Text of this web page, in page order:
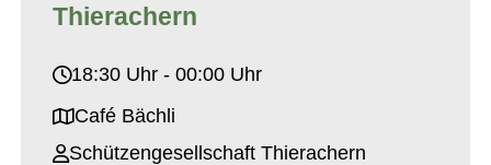
Thierachern
18:30 Uhr - 00:00 Uhr
Café Bächli
Schützengesellschaft Thierachern